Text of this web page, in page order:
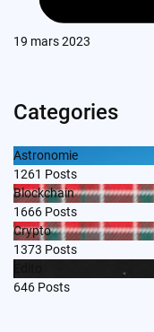
19 mars 2023
Categories
Astronomie
1261 Posts
Blockchain
1666 Posts
Crypto
1373 Posts
646 Posts